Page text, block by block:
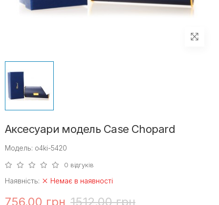
Аксесуари модель Case Chopard
Модель: o4ki-5420
0 відгуків
Наявність: Немає в наявності
756.00 грн 1512.00 грн